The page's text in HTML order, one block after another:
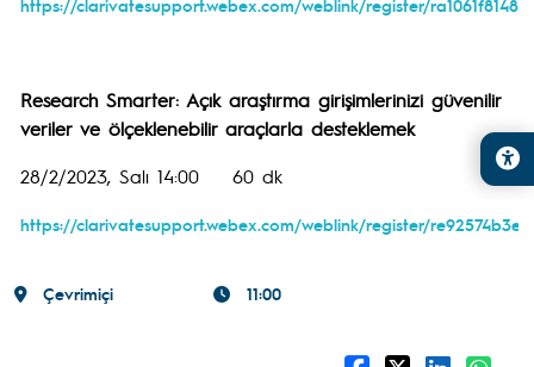
https://clarivatesupport.webex.com/weblink/register/
Research Smarter: Açık araştırma girişimlerinizi güvenilir
veriler ve ölçeklenebilir araçlarla desteklemek
28/2/2023, Salı 14:00 60 dk
https://clarivatesupport.webex.com/weblink/register/
Çevrimiçi 11:00